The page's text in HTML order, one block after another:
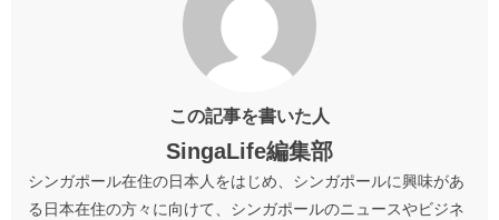
この記事を書いた人
SingaLife編集部
シンガポール在住の日本人をはじめ、シンガポールに興味があ
る日本在住の方々に向けて、シンガポールのニュースやビジネ